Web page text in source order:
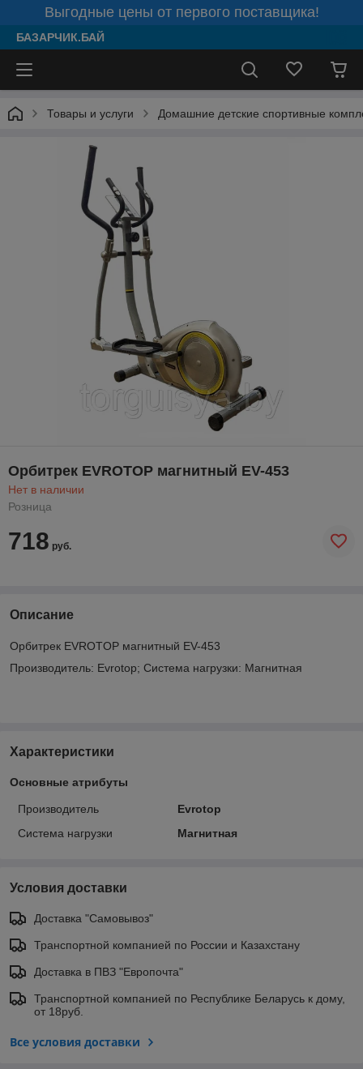
Выгодные цены от первого поставщика!
БАЗАРЧИК.БАЙ
Товары и услуги Домашние детские спортивные
Орбитрек EVROTOP магнитный EV-453
Нет в наличии
Розница
718 руб.
Описание
Орбитрек EVROTOP магнитный EV-453
Производитель: Evrotop; Система нагрузки: Магнитная
Характеристики
Основные атрибуты
Производитель
Evrotop
Система нагрузки
Магнитная
Условия доставки
Доставка "Самовывоз"
Транспортной компанией по России и Казахстану
Доставка в ПВЗ "Европочта"
Транспортной компанией по Республике Беларусь к дому,
от 18руб.
Все условия доставки